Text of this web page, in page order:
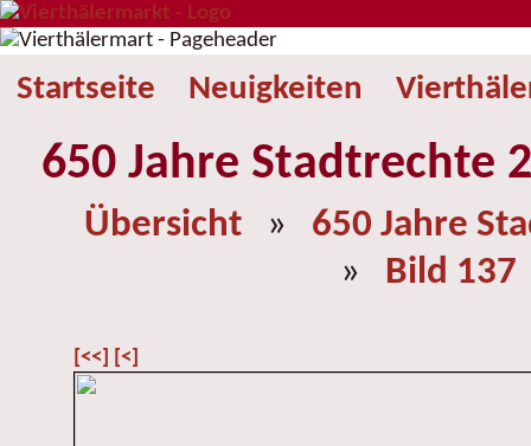
Startseite Neuigkeiten
650 Jahre Stadtrechte
Übersicht » 650 Jahre
» Bild 137
[<<] [<]